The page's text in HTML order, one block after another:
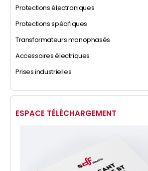
Protections électroniques
Protections spécifiques
Transformateurs monophasés
Accessoires électriques
Prises industrielles
ESPACE TÉLÉCHARGEMENT